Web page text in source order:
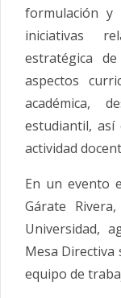
formulación y
iniciativas
estratégica
aspectos
académica,
estudiantil, así
actividad
En un evento
Gárate
Universidad,
Mesa Directiva
equipo de